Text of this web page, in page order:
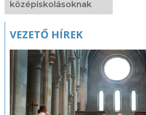
középiskolásoknak
VEZETŐ HÍREK